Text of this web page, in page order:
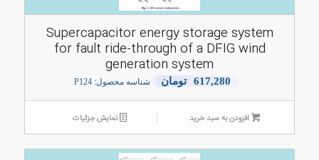
Supercapacitor energy storage system
for fault ride-through of a DFIG wind
generation system
617,280 تومان شناسه محصول: P124
افزودن به سبد خرید نمایش جزئیات